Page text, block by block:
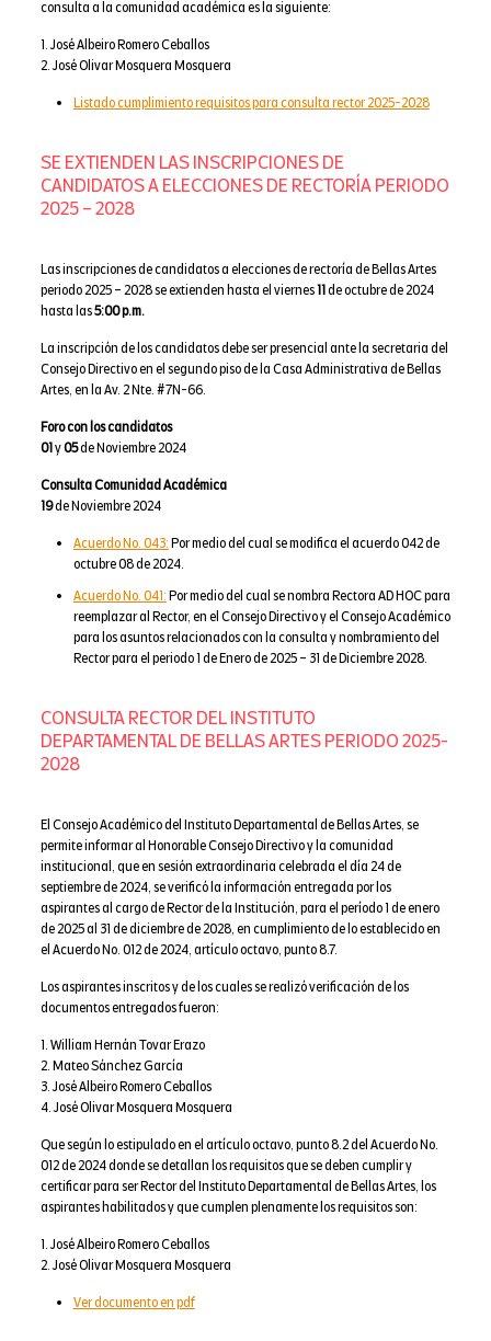
consulta a la comunidad académica es la siguiente:
1. José Albeiro Romero Ceballos
2. José Olivar Mosquera Mosquera
Listado cumplimiento requisitos para consulta rector 2025-2028
SE EXTIENDEN LAS INSCRIPCIONES DE
CANDIDATOS A ELECCIONES DE RECTORÍA PERIODO
2025 – 2028
Las inscripciones de candidatos a elecciones de rectoría de Bellas Artes
periodo 2025 – 2028 se extienden hasta el viernes11de octubre de 2024
hasta las5:00 p.m.
La inscripción de los candidatos debe ser presencial ante la secretaria del
Consejo Directivo en el segundo piso de la Casa Administrativa de Bellas
Artes, en la Av. 2 Nte. #7N-66.
Foro con los candidatos
01y05de Noviembre 2024
Consulta Comunidad Académica
19de Noviembre 2024
Acuerdo No. 043:Por medio del cual se modifica el acuerdo 042 de
octubre 08 de 2024.
Acuerdo No. 041:Por medio del cual se nombra Rectora AD HOC para
reemplazar al Rector, en el Consejo Directivo y el Consejo Académico
para los asuntos relacionados con la consulta y nombramiento del
Rector para el periodo 1 de Enero de 2025 – 31 de Diciembre 2028.
CONSULTA RECTOR DEL INSTITUTO
DEPARTAMENTAL DE BELLAS ARTES PERIODO 2025-
2028
El Consejo Académico del Instituto Departamental de Bellas Artes, se
permite informar al Honorable Consejo Directivo y la comunidad
institucional, que en sesión extraordinaria celebrada el día 24 de
septiembre de 2024, se verificó la información entregada por los
aspirantes al cargo de Rector de la Institución, para el período 1 de enero
de 2025 al 31 de diciembre de 2028, en cumplimiento de lo establecido en
el Acuerdo No. 012 de 2024, artículo octavo, punto 8.7.
Los aspirantes inscritos y de los cuales se realizó verificación de los
documentos entregados fueron:
1. William Hernán Tovar Erazo
2. Mateo Sánchez García
3. José Albeiro Romero Ceballos
4. José Olivar Mosquera Mosquera
Que según lo estipulado en el artículo octavo, punto 8.2 del Acuerdo No.
012 de 2024 donde se detallan los requisitos que se deben cumplir y
certificar para ser Rector del Instituto Departamental de Bellas Artes, los
aspirantes habilitados y que cumplen plenamente los requisitos son:
1. José Albeiro Romero Ceballos
2. José Olivar Mosquera Mosquera
Ver documento en pdf